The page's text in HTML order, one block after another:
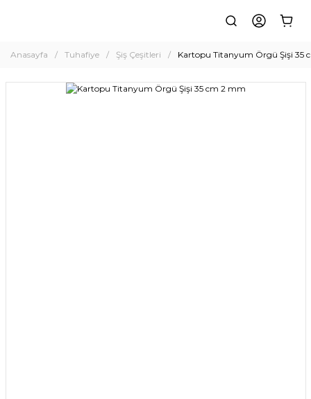
Anasayfa Tuhafiye Şiş Çeşitleri Kartopu Titanyum Örgü Şişi 35